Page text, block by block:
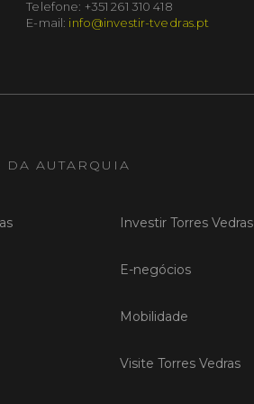
Telefone: +351 261 310 418
E-mail: info@investir-tvedras.pt
DA AUTARQUIA
Investir Torres Vedras
E-negócios
Mobilidade
Visite Torres Vedras